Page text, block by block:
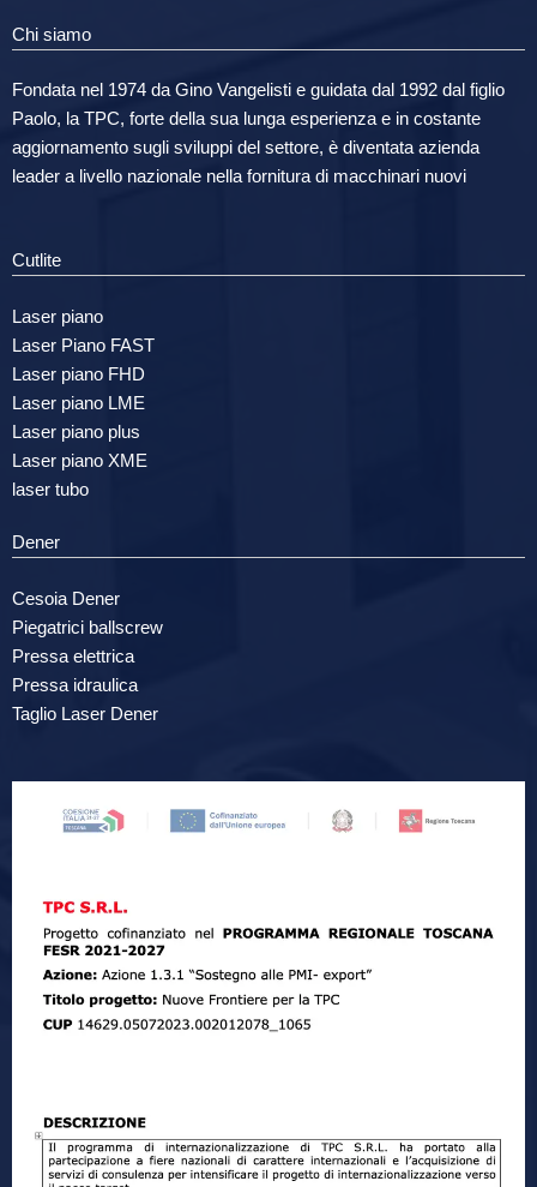
Chi siamo
Fondata nel 1974 da Gino Vangelisti e guidata dal 1992 dal figlio
Paolo, la TPC, forte della sua lunga esperienza e in costante
aggiornamento sugli sviluppi del settore, è diventata azienda
leader a livello nazionale nella fornitura di macchinari nuovi
Cutlite
Laser piano
Laser Piano FAST
Laser piano FHD
Laser piano LME
Laser piano plus
Laser piano XME
laser tubo
Dener
Cesoia Dener
Piegatrici ballscrew
Pressa elettrica
Pressa idraulica
Taglio Laser Dener